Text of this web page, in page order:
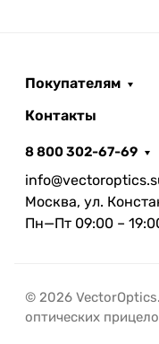
Покупателям
Контакты
8 800 302-67-69
Москва, ул.
Пн—Пт 09:00 –
© 2026
оптических